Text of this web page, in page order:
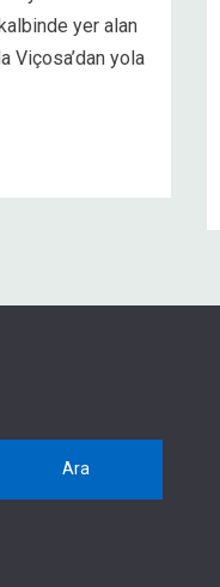
yer alan
Viçosa’dan yola